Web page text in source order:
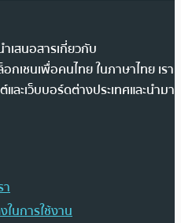
เสนอสารเกี่ยวกับ
กเชนเพื่อคนไทย ในภาษาไทย เรา
ละเว็บบอร์ดต่างประเทศและนำมา
า
นการใช้งาน